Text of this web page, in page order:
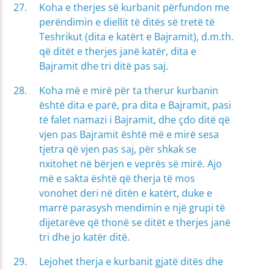
Koha e therjes së kurbanit përfundon me
perëndimin e diellit të ditës së tretë të
Teshrikut (dita e katërt e Bajramit), d.m.th.
që ditët e therjes janë katër, dita e
Bajramit dhe tri ditë pas saj.
Koha më e mirë për ta therur kurbanin
është dita e parë, pra dita e Bajramit, pasi
të falet namazi i Bajramit, dhe çdo ditë që
vjen pas Bajramit është më e mirë sesa
tjetra që vjen pas saj, për shkak se
nxitohet në bërjen e veprës së mirë. Ajo
më e sakta është që therja të mos
vonohet deri në ditën e katërt, duke e
marrë parasysh mendimin e një grupi të
dijetarëve që thonë se ditët e therjes janë
tri dhe jo katër ditë.
Lejohet therja e kurbanit gjatë ditës dhe